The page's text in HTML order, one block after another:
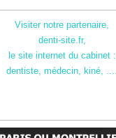
Visiter notre partenaire,
denti-site.fr,
le site internet du cabinet :
dentiste, médecin, kiné, ....